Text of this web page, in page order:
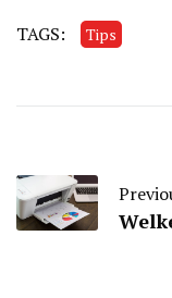
TAGS: Tips